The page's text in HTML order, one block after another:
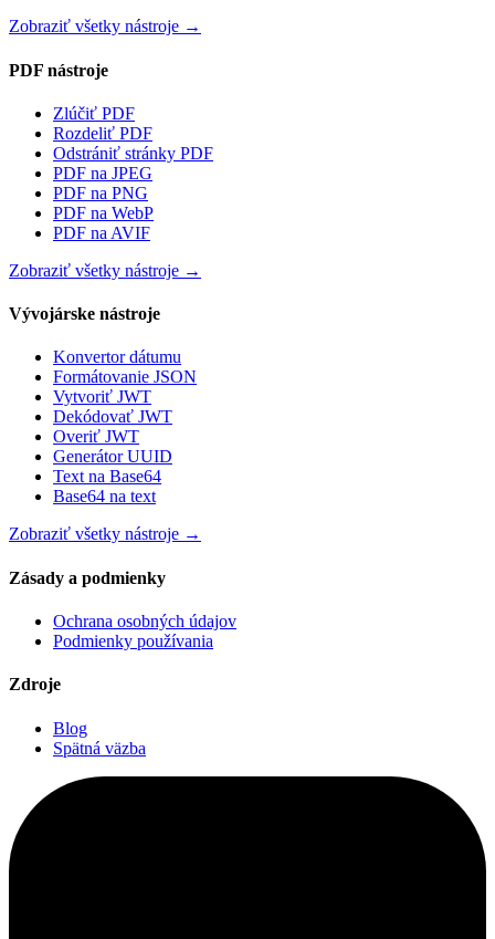
Zobraziť všetky nástroje →
PDF nástroje
Zlúčiť PDF
Rozdeliť PDF
Odstrániť stránky PDF
PDF na JPEG
PDF na PNG
PDF na WebP
PDF na AVIF
Zobraziť všetky nástroje →
Vývojárske nástroje
Konvertor dátumu
Formátovanie JSON
Vytvoriť JWT
Dekódovať JWT
Overiť JWT
Generátor UUID
Text na Base64
Base64 na text
Zobraziť všetky nástroje →
Zásady a podmienky
Ochrana osobných údajov
Podmienky používania
Zdroje
Blog
Spätná väzba